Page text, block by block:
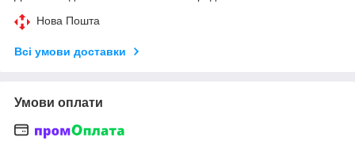
Нова Пошта
Всі умови доставки
Умови оплати